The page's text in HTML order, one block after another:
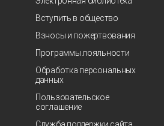
Вступить в общество
Взносы и пожертвования
Программы лояльности
Обработка персональных
данных
Пользовательское
соглашение